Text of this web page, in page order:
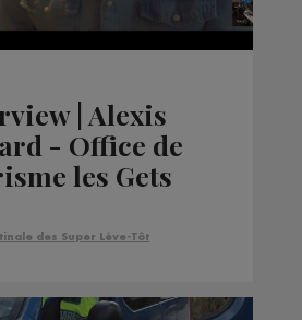
| Alexis
- Office de
les Gets
des Super Lève-Tôt